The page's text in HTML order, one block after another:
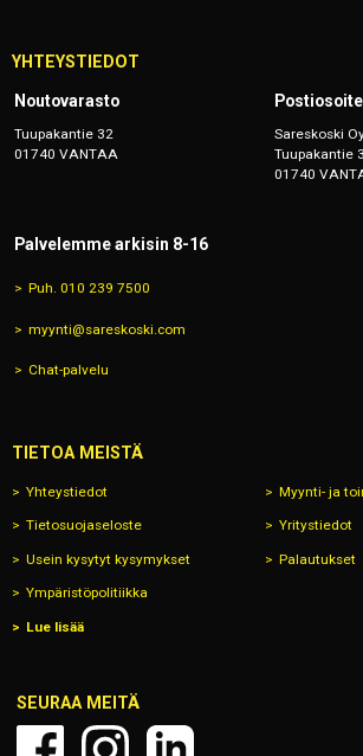
YHTEYSTIEDOT
Noutovarasto
Tuupakantie 32
01740 VANTAA
Postiosoite
Sareskoski
Tuupakantie
01740
Palvelemme arkisin 8-16
Puh. 010 239 7500
myynti@sareskoski.com
Chat-palvelu
TIETOA MEISTÄ
Yhteystiedot Myynti- ja
Tietosuojaseloste Yritystiedot
Usein kysytyt kysymykset Palautukset
Ympäristöpolitiikka
Lue lisää
SEURAA MEITÄ